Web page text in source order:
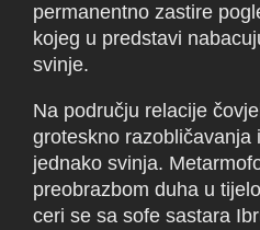
permanentno zastire
kojeg u predstavi
svinje.
Na području relacije
groteskno razobličavanja
jednako svinja.
preobrazbom duha u
ceri se sa sofe sastara